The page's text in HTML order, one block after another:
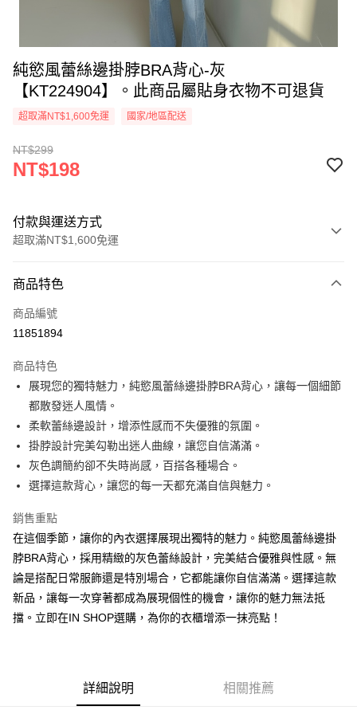
純慾風蕾絲邊掛脖BRA背心-灰
【KT224904】。此商品屬貼身衣物不可退貨
超取滿NT$1,600免運 國家/地區配送
NT$299
NT$198
付款與運送方式
超取滿NT$1,600免運
信用卡一次付款
超商取貨付款
Apple Pay
街口支付
Google Pay
大哥付你分期
相關說明
1.本服務由台灣大哥大提供，台灣大哥大用戶可立即使用無須另外申請。
2.付款方式選擇「大哥付你分期」，訂單成立後會自動跳轉到大哥付的交易
流程，驗證手機門號後，選擇欲分期的期數、繳款截止日，確認付款後即完
成交易。
3.實際核准額度、可分期數及費用金額請依後續交易確認頁面所載為準。
4.訂單成立30分鐘內，如未前往確認交易或遇審核未通過，訂單將自動取
法說明評估內容。
2.透過簡訊連結打開帳單後，可選擇「超商條碼／台灣大直營門市／銀行轉
帳／街口支付／iPASS MONEY」等通路繳費。
AFTEE先享後付
相關說明
【關於「AFTEE先享後付」】
AFTEE先享後付是「在收到商品之後才付款」的支付方式。 讓您購物簡單
便利好安心！
１．簡單：不需註冊會員、不需綁卡、不需儲值。
２．便利：只要手機號碼，簡訊認證，即可結帳。
結帳頁面，進行簡訊認證並確認金額後，即可完成結帳。
付款後全家取貨
每筆NT$60，滿NT$1,600(含以上)免運費
商品特色
商品編號
11851894
商品特色
展現您的獨特魅力，純慾風蕾絲邊掛脖BRA背心，讓每一個細節
都散發迷人風情。
柔軟蕾絲邊設計，增添性感而不失優雅的氛圍。
掛脖設計完美勾勒出迷人曲線，讓您自信滿滿。
灰色調簡約卻不失時尚感，百搭各種場合。
選擇這款背心，讓您的每一天都充滿自信與魅力。
銷售重點
在這個季節，讓你的內衣選擇展現出獨特的魅力。純慾風蕾絲邊掛
脖BRA背心，採用精緻的灰色蕾絲設計，完美結合優雅與性感。無
論是搭配日常服飾還是特別場合，它都能讓你自信滿滿。選擇這款
新品，讓每一次穿著都成為展現個性的機會，讓你的魅力無法抵
擋。立即在IN SHOP選購，為你的衣櫃增添一抹亮點！
詳細說明 相關推薦